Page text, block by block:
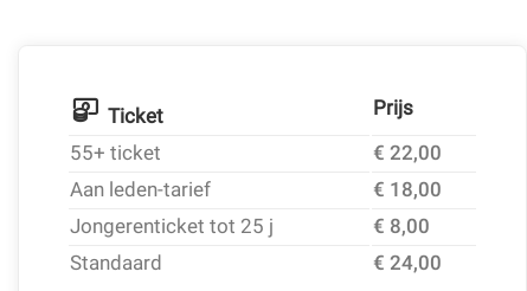
Ticket
Prijs
55+ ticket
€ 22,00
Aan leden-tarief
€ 18,00
Jongerenticket tot 25 j
€ 8,00
Standaard
€ 24,00